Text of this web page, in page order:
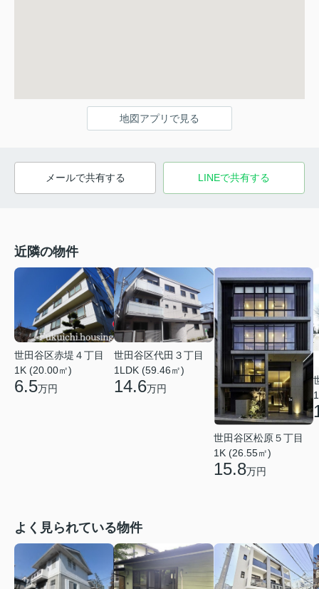
地図アプリで見る
メールで共有する LINEで共有する
近隣の物件
世田谷区赤堤４丁目
1K (20.00㎡)
6.5万円
世田谷区代田３丁目
1LDK (59.46㎡)
14.6万円
世田谷区松原５丁目
1K (26.55㎡)
15.8万円
よく見られている物件